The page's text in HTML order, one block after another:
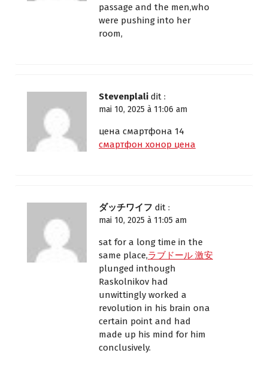
passage and the men,who
were pushing into her
room,
Stevenplali dit :
mai 10, 2025 à 11:06 am
цена смартфона 14
смартфон хонор цена
ダッチワイフ dit :
mai 10, 2025 à 11:05 am
sat for a long time in the
same place,ラブドール 激安
plunged inthough
Raskolnikov had
unwittingly worked a
revolution in his brain ona
certain point and had
made up his mind for him
conclusively.